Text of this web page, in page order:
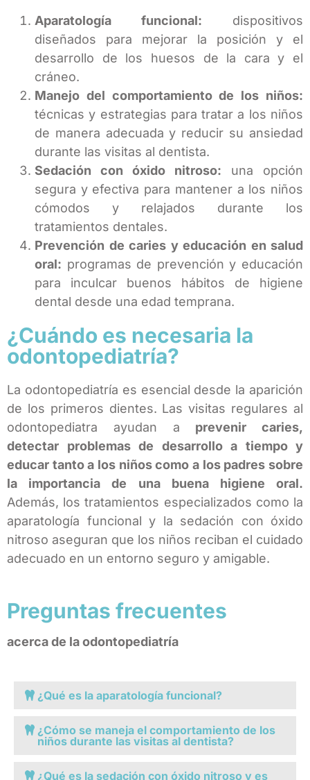
Aparatología funcional: dispositivos
diseñados para mejorar la posición y el
desarrollo de los huesos de la cara y el
cráneo.
Manejo del comportamiento de los niños:
técnicas y estrategias para tratar a los niños
de manera adecuada y reducir su ansiedad
durante las visitas al dentista.
Sedación con óxido nitroso: una opción
segura y efectiva para mantener a los niños
cómodos y relajados durante los
tratamientos dentales.
Prevención de caries y educación en salud
oral: programas de prevención y educación
para inculcar buenos hábitos de higiene
dental desde una edad temprana.
¿Cuándo es necesaria la
odontopediatría?
La odontopediatría es esencial desde la aparición
de los primeros dientes. Las visitas regulares al
odontopediatra ayudan a prevenir caries,
detectar problemas de desarrollo a tiempo y
educar tanto a los niños como a los padres sobre
la importancia de una buena higiene oral.
Además, los tratamientos especializados como la
aparatología funcional y la sedación con óxido
nitroso aseguran que los niños reciban el cuidado
adecuado en un entorno seguro y amigable.
Preguntas frecuentes
acerca de la odontopediatría
¿Qué es la aparatología funcional?
¿Cómo se maneja el comportamiento de los
niños durante las visitas al dentista?
¿Qué es la sedación con óxido nitroso y es